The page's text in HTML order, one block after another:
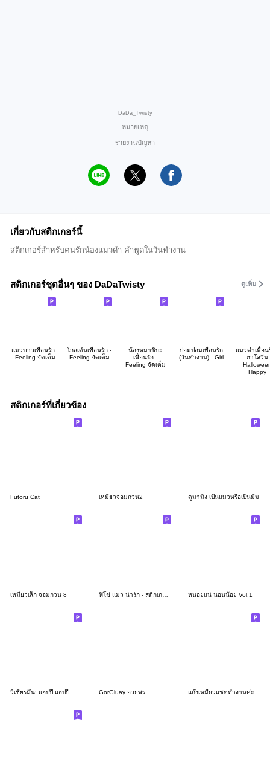
DaDa_Twisty
หมายเหตุ
รายงานปัญหา
เกี่ยวกับสติกเกอร์นี้
สติกเกอร์สำหรับคนรักน้องแมวดำ คำพูดในวันทำงาน
สติกเกอร์ชุดอื่นๆ ของ DaDaTwisty ดูเพิ่ม
แมวขาวเพื่อนรัก
- Feeling จัดเต็ม
โกลเด้นเพื่อนรัก -
Feeling จัดเต็ม
น้องหมาชิบะ
เพื่อนรัก -
Feeling จัดเต็ม
ปอมปอมเพื่อนรัก
(วันทำงาน) - Girl
แมวดำเพื่อน
ฮาโลวีน
Happy
สติกเกอร์ที่เกี่ยวข้อง
Futoru Cat เหมียวจอมกวน2 ตูมามิ้ง เป็นแมวหรือเป็นมีม
เหมียวเล็ก จอมกวน 8 หนอยแน่ นอนน้อย Vol.1
วิเชียรมึน: แฮปปี้ แฮปปี้ GorGluay อวยพร แก๊งเหมียวแชททำงานค่ะ